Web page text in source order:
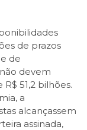
de prazos
de
devem
51,2 bilhões.
a
alcançassem
assinada,